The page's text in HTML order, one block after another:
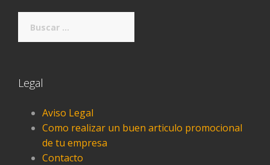
Legal
Aviso Legal
Como realizar un buen articulo promocional
de tu empresa
Contacto